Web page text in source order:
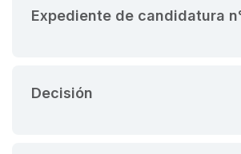
Expediente de candidatura
Decisión